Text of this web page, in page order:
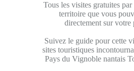
Tous les visites gratuites
territoire que vous
directement sur votre
Suivez le guide pour cette
sites touristiques
Pays du Vignoble nantais